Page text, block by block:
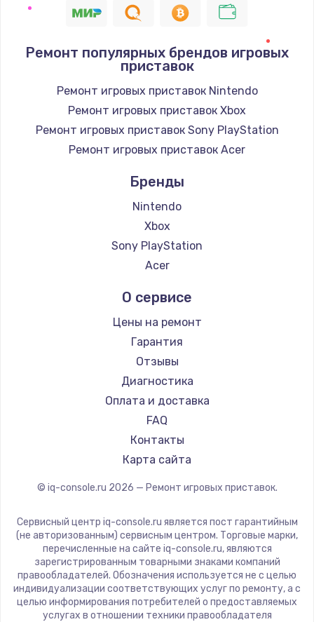
Ремонт популярных брендов игровых
приставок
Ремонт игровых приставок Nintendo
Ремонт игровых приставок Xbox
Ремонт игровых приставок Sony PlayStation
Ремонт игровых приставок Acer
Бренды
Nintendo
Xbox
Sony PlayStation
Acer
О сервисе
Цены на ремонт
Гарантия
Отзывы
Диагностика
Оплата и доставка
FAQ
Контакты
Карта сайта
© iq-console.ru 2026 — Ремонт игровых приставок.
Сервисный центр iq-console.ru является пост гарантийным
(не авторизованным) сервисным центром. Торговые марки,
перечисленные на сайте iq-console.ru, являются
зарегистрированным товарными знаками компаний
правообладателей. Обозначения используется не с целью
индивидуализации соответствующих услуг по ремонту, а с
целью информирования потребителей о предоставляемых
услугах в отношении техники правообладателя